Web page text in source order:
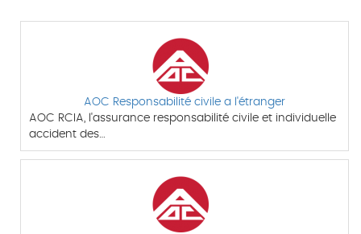
AOC Responsabilité civile a l'étranger
AOC RCIA, l'assurance responsabilité civile et individuelle
accident des…